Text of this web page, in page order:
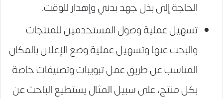
الحاجة إلى بذل جهد بدني وإهدار للوقت.
تسهيل عملية وصول المستخدمين للمنتجات
والبحث عنها وتسهيل عملية وضع الإعلان بالمكان
المناسب عن طريق عمل تبويبات وتصنيفات خاصة
بكل منتج، على سبيل المثال يستطيع الباحث عن